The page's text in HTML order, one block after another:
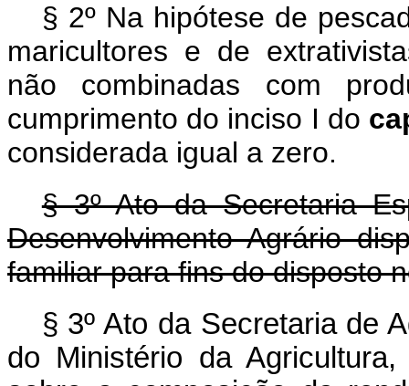
§ 2º Na hipótese de
maricultores e de
não combinadas com
cumprimento do inciso I do
considerada igual a zero.
§ 3º Ato da Secretaria
Desenvolvimento Agrário
familiar para fins do disposto
§ 3º Ato da Secretaria de
do Ministério da